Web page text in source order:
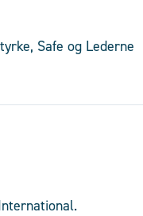
Safe og Lederne